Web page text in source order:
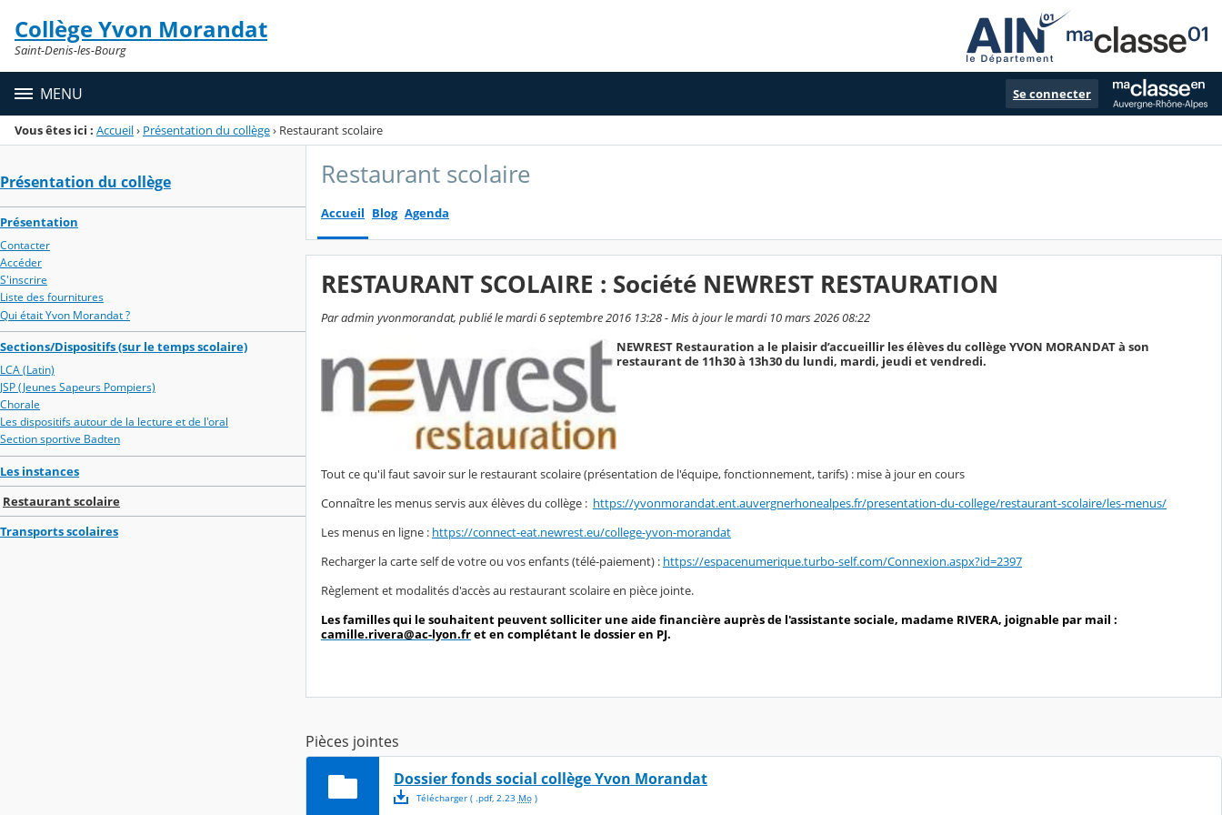
Menu de la rubrique
Contenu
Collège Yvon Morandat
Saint-Denis-les-Bourg
MENU Se connecter
Vous êtes ici : Accueil› Présentation du collège› Restaurant scolaire
Présentation du collège
Présentation
Contacter
Accéder
S'inscrire
Liste des fournitures
Qui était Yvon Morandat ?
Sections/Dispositifs (sur le temps scolaire)
LCA (Latin)
JSP (Jeunes Sapeurs Pompiers)
Chorale
Les dispositifs autour de la lecture et de l'oral
Section sportive Badten
Les instances
Restaurant scolaire
Transports scolaires
Restaurant scolaire
Accueil Blog Agenda
RESTAURANT SCOLAIRE : Société NEWREST RESTAURATION
Par admin yvonmorandat, publié le mardi 6 septembre 2016 13:28 - Mis à jour le mardi 10 mars 2026 08:22
NEWREST Restauration a le plaisir d’accueillir les élèves du collège YVON MORANDAT à son
restaurant de 11h30 à 13h30 du lundi, mardi, jeudi et vendredi.
Tout ce qu'il faut savoir sur le restaurant scolaire (présentation de l'équipe, fonctionnement, tarifs) : mise à jour en cours
Connaître les menus servis aux élèves du collège : https://yvonmorandat.ent.auvergnerhonealpes.fr/presentation-du-college/restaurant-scolaire/les-menus/
Les menus en ligne : https://connect-eat.newrest.eu/college-yvon-morandat
Recharger la carte self de votre ou vos enfants (télé-paiement) : https://espacenumerique.turbo-self.com/Connexion.aspx?id=2397
Règlement et modalités d'accès au restaurant scolaire en pièce jointe.
Les familles qui le souhaitent peuvent solliciter une aide financière auprès de l'assistante sociale, madame RIVERA, joignable par mail :
camille.rivera@ac-lyon.fret en complétant le dossier en PJ.
Pièces jointes
Dossier fonds social collège Yvon Morandat
Télécharger( .pdf, 2.23 Mo)